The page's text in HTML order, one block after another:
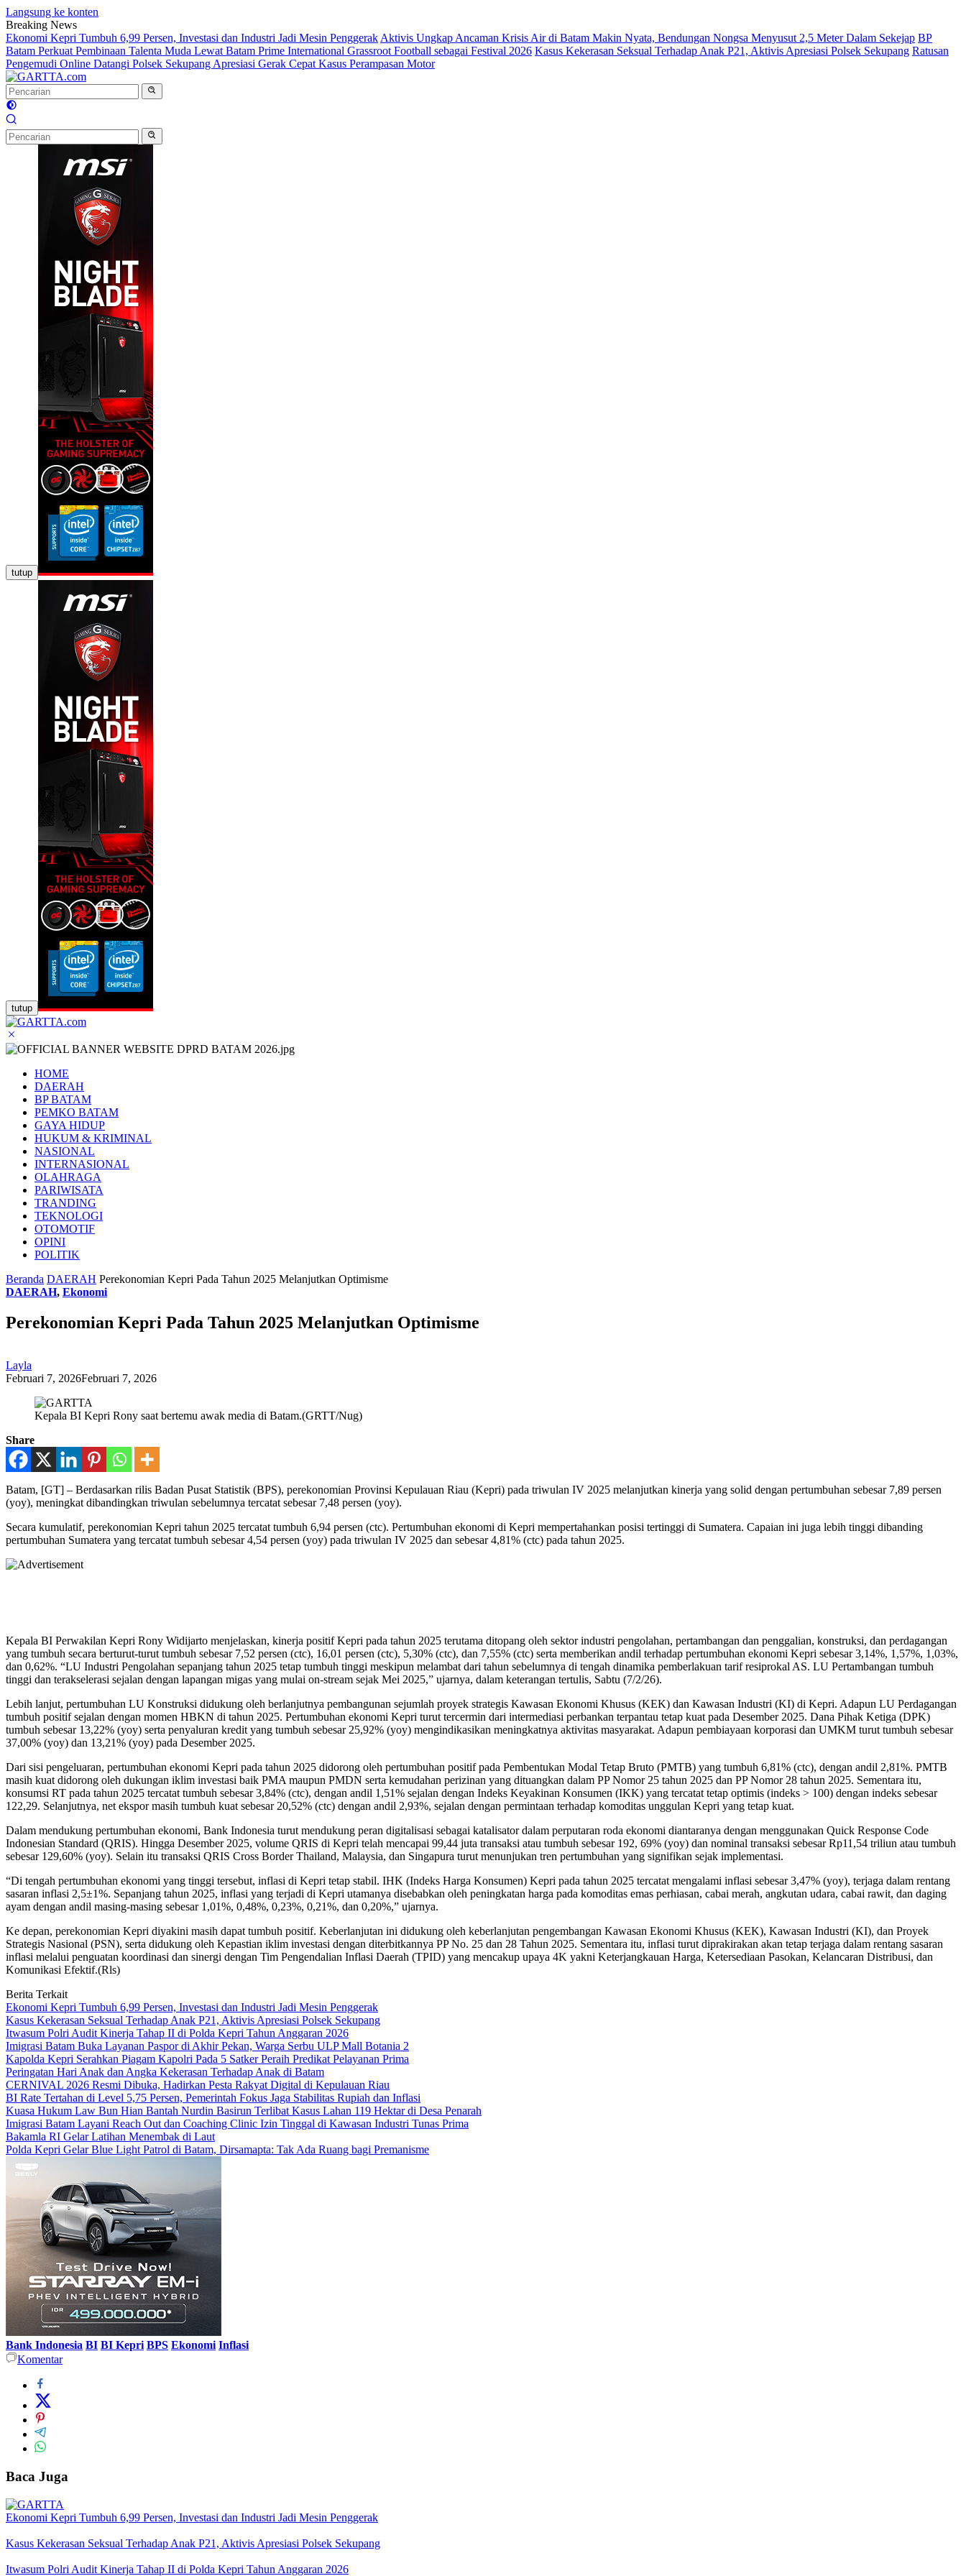
Langsung ke konten
Breaking News
Ekonomi Kepri Tumbuh 6,99 Persen, Investasi dan Industri Jadi Mesin Penggerak Aktivis Ungkap Ancaman Krisis Air di Batam Makin Nyata, Bendungan Nongsa Menyusut 2,5 Meter Dalam Sekejap BP
Batam Perkuat Pembinaan Talenta Muda Lewat Batam Prime International Grassroot Football sebagai Festival 2026 Kasus Kekerasan Seksual Terhadap Anak P21, Aktivis Apresiasi Polsek Sekupang Ratusan
Pengemudi Online Datangi Polsek Sekupang Apresiasi Gerak Cepat Kasus Perampasan Motor
tutup
tutup
HOME
DAERAH
BP BATAM
PEMKO BATAM
GAYA HIDUP
HUKUM & KRIMINAL
NASIONAL
INTERNASIONAL
OLAHRAGA
PARIWISATA
TRANDING
TEKNOLOGI
OTOMOTIF
OPINI
POLITIK
Beranda DAERAH Perekonomian Kepri Pada Tahun 2025 Melanjutkan Optimisme
DAERAH, Ekonomi
Perekonomian Kepri Pada Tahun 2025 Melanjutkan Optimisme
Layla
Februari 7, 2026Februari 7, 2026
Kepala BI Kepri Rony saat bertemu awak media di Batam.(GRTT/Nug)
Share
Batam, [GT] – Berdasarkan rilis Badan Pusat Statistik (BPS), perekonomian Provinsi Kepulauan Riau (Kepri) pada triwulan IV 2025 melanjutkan kinerja yang solid dengan pertumbuhan sebesar 7,89 persen
(yoy), meningkat dibandingkan triwulan sebelumnya tercatat sebesar 7,48 persen (yoy).
Secara kumulatif, perekonomian Kepri tahun 2025 tercatat tumbuh 6,94 persen (ctc). Pertumbuhan ekonomi di Kepri mempertahankan posisi tertinggi di Sumatera. Capaian ini juga lebih tinggi dibanding
pertumbuhan Sumatera yang tercatat tumbuh sebesar 4,54 persen (yoy) pada triwulan IV 2025 dan sebesar 4,81% (ctc) pada tahun 2025.
Kepala BI Perwakilan Kepri Rony Widijarto menjelaskan, kinerja positif Kepri pada tahun 2025 terutama ditopang oleh sektor industri pengolahan, pertambangan dan penggalian, konstruksi, dan perdagangan
yang tumbuh secara berturut-turut tumbuh sebesar 7,52 persen (ctc), 16,01 persen (ctc), 5,30% (ctc), dan 7,55% (ctc) serta memberikan andil terhadap pertumbuhan ekonomi Kepri sebesar 3,14%, 1,57%, 1,03%,
dan 0,62%. “LU Industri Pengolahan sepanjang tahun 2025 tetap tumbuh tinggi meskipun melambat dari tahun sebelumnya di tengah dinamika pemberlakuan tarif resiprokal AS. LU Pertambangan tumbuh
tinggi dan terakselerasi sejalan dengan lapangan migas yang mulai on-stream sejak Mei 2025,” ujarnya, dalam keterangan tertulis, Sabtu (7/2/26).
Lebih lanjut, pertumbuhan LU Konstruksi didukung oleh berlanjutnya pembangunan sejumlah proyek strategis Kawasan Ekonomi Khusus (KEK) dan Kawasan Industri (KI) di Kepri. Adapun LU Perdagangan
tumbuh positif sejalan dengan momen HBKN di tahun 2025. Pertumbuhan ekonomi Kepri turut tercermin dari intermediasi perbankan terpantau tetap kuat pada Desember 2025. Dana Pihak Ketiga (DPK)
tumbuh sebesar 13,22% (yoy) serta penyaluran kredit yang tumbuh sebesar 25,92% (yoy) mengindikasikan meningkatnya aktivitas masyarakat. Adapun pembiayaan korporasi dan UMKM turut tumbuh sebesar
37,00% (yoy) dan 13,21% (yoy) pada Desember 2025.
Dari sisi pengeluaran, pertumbuhan ekonomi Kepri pada tahun 2025 didorong oleh pertumbuhan positif pada Pembentukan Modal Tetap Bruto (PMTB) yang tumbuh 6,81% (ctc), dengan andil 2,81%. PMTB
masih kuat didorong oleh dukungan iklim investasi baik PMA maupun PMDN serta kemudahan perizinan yang dituangkan dalam PP Nomor 25 tahun 2025 dan PP Nomor 28 tahun 2025. Sementara itu,
konsumsi RT pada tahun 2025 tercatat tumbuh sebesar 3,84% (ctc), dengan andil 1,51% sejalan dengan Indeks Keyakinan Konsumen (IKK) yang tercatat tetap optimis (indeks > 100) dengan indeks sebesar
122,29. Selanjutnya, net ekspor masih tumbuh kuat sebesar 20,52% (ctc) dengan andil 2,93%, sejalan dengan permintaan terhadap komoditas unggulan Kepri yang tetap kuat.
Dalam mendukung pertumbuhan ekonomi, Bank Indonesia turut mendukung peran digitalisasi sebagai katalisator dalam perputaran roda ekonomi diantaranya dengan menggunakan Quick Response Code
Indonesian Standard (QRIS). Hingga Desember 2025, volume QRIS di Kepri telah mencapai 99,44 juta transaksi atau tumbuh sebesar 192, 69% (yoy) dan nominal transaksi sebesar Rp11,54 triliun atau tumbuh
sebesar 129,60% (yoy). Selain itu transaksi QRIS Cross Border Thailand, Malaysia, dan Singapura turut menunjukan tren pertumbuhan yang signifikan sejak implementasi.
“Di tengah pertumbuhan ekonomi yang tinggi tersebut, inflasi di Kepri tetap stabil. IHK (Indeks Harga Konsumen) Kepri pada tahun 2025 tercatat mengalami inflasi sebesar 3,47% (yoy), terjaga dalam rentang
sasaran inflasi 2,5±1%. Sepanjang tahun 2025, inflasi yang terjadi di Kepri utamanya disebabkan oleh peningkatan harga pada komoditas emas perhiasan, cabai merah, angkutan udara, cabai rawit, dan daging
ayam dengan andil masing-masing sebesar 1,01%, 0,48%, 0,23%, 0,21%, dan 0,20%,” ujarnya.
Ke depan, perekonomian Kepri diyakini masih dapat tumbuh positif. Keberlanjutan ini didukung oleh keberlanjutan pengembangan Kawasan Ekonomi Khusus (KEK), Kawasan Industri (KI), dan Proyek
Strategis Nasional (PSN), serta didukung oleh Kepastian iklim investasi dengan diterbitkannya PP No. 25 dan 28 Tahun 2025. Sementara itu, inflasi turut diprakirakan akan tetap terjaga dalam rentang sasaran
inflasi melalui penguatan koordinasi dan sinergi dengan Tim Pengendalian Inflasi Daerah (TPID) yang mencakup upaya 4K yakni Keterjangkauan Harga, Ketersediaan Pasokan, Kelancaran Distribusi, dan
Komunikasi Efektif.(Rls)
Berita Terkait
Ekonomi Kepri Tumbuh 6,99 Persen, Investasi dan Industri Jadi Mesin Penggerak
Kasus Kekerasan Seksual Terhadap Anak P21, Aktivis Apresiasi Polsek Sekupang
Itwasum Polri Audit Kinerja Tahap II di Polda Kepri Tahun Anggaran 2026
Imigrasi Batam Buka Layanan Paspor di Akhir Pekan, Warga Serbu ULP Mall Botania 2
Kapolda Kepri Serahkan Piagam Kapolri Pada 5 Satker Peraih Predikat Pelayanan Prima
Peringatan Hari Anak dan Angka Kekerasan Terhadap Anak di Batam
CERNIVAL 2026 Resmi Dibuka, Hadirkan Pesta Rakyat Digital di Kepulauan Riau
BI Rate Tertahan di Level 5,75 Persen, Pemerintah Fokus Jaga Stabilitas Rupiah dan Inflasi
Kuasa Hukum Law Bun Hian Bantah Nurdin Basirun Terlibat Kasus Lahan 119 Hektar di Desa Penarah
Imigrasi Batam Layani Reach Out dan Coaching Clinic Izin Tinggal di Kawasan Industri Tunas Prima
Bakamla RI Gelar Latihan Menembak di Laut
Polda Kepri Gelar Blue Light Patrol di Batam, Dirsamapta: Tak Ada Ruang bagi Premanisme
Bank Indonesia BI BI Kepri BPS Ekonomi Inflasi
Komentar
Baca Juga
Ekonomi Kepri Tumbuh 6,99 Persen, Investasi dan Industri Jadi Mesin Penggerak
Kasus Kekerasan Seksual Terhadap Anak P21, Aktivis Apresiasi Polsek Sekupang
Itwasum Polri Audit Kinerja Tahap II di Polda Kepri Tahun Anggaran 2026